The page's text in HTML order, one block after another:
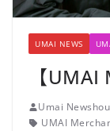
UMAI NEWS
【
Umai
UMAI